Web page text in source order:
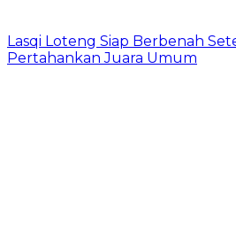
Lasqi Loteng Siap Berbenah
Pertahankan Juara Umum